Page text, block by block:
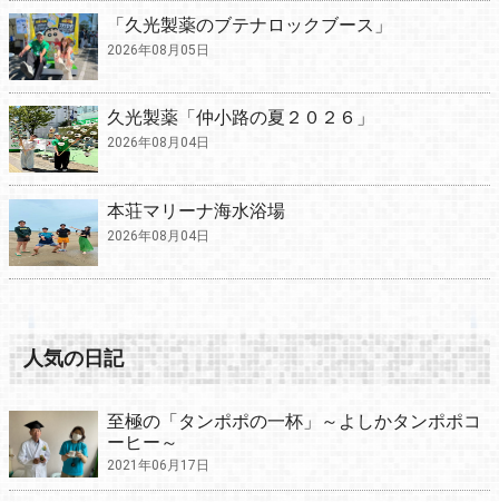
「久光製薬のブテナロックブース」
2026年08月05日
久光製薬「仲小路の夏２０２６」
2026年08月04日
本荘マリーナ海水浴場
2026年08月04日
人気の日記
至極の「タンポポの一杯」～よしかタンポポコ
ーヒー～
2021年06月17日